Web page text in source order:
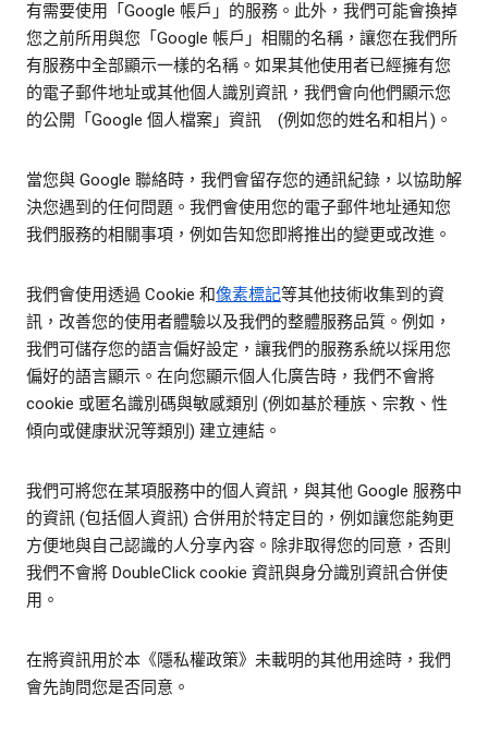
有需要使用「Google 帳戶」的服務。此外，我們可能會換掉
您之前所用與您「Google 帳戶」相關的名稱，讓您在我們所
有服務中全部顯示一樣的名稱。如果其他使用者已經擁有您
的電子郵件地址或其他個人識別資訊，我們會向他們顯示您
的公開「Google 個人檔案」資訊 (例如您的姓名和相片)。
當您與 Google 聯絡時，我們會留存您的通訊紀錄，以協助解
決您遇到的任何問題。我們會使用您的電子郵件地址通知您
我們服務的相關事項，例如告知您即將推出的變更或改進。
我們會使用透過 Cookie 和像素標記等其他技術收集到的資
訊，改善您的使用者體驗以及我們的整體服務品質。例如，
我們可儲存您的語言偏好設定，讓我們的服務系統以採用您
偏好的語言顯示。在向您顯示個人化廣告時，我們不會將
cookie 或匿名識別碼與敏感類別 (例如基於種族、宗教、性
傾向或健康狀況等類別) 建立連結。
我們可將您在某項服務中的個人資訊，與其他 Google 服務中
的資訊 (包括個人資訊) 合併用於特定目的，例如讓您能夠更
方便地與自己認識的人分享內容。除非取得您的同意，否則
我們不會將 DoubleClick cookie 資訊與身分識別資訊合併使
用。
在將資訊用於本《隱私權政策》未載明的其他用途時，我們
會先詢問您是否同意。